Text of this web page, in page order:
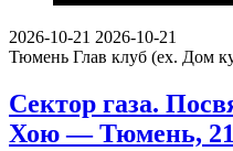
2026-10-21 2026-10-21
Тюмень Глав клуб (ex. Дом
Сектор газа.
Хою — Тюмень, 21